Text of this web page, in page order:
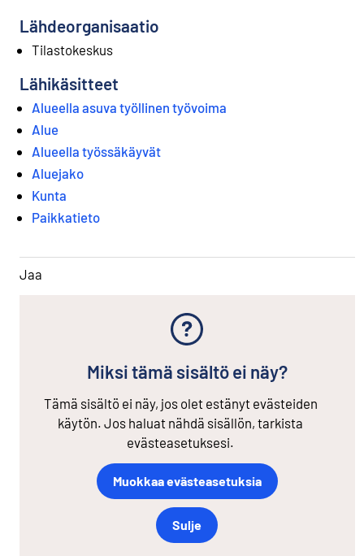
Lähdeorganisaatio
Tilastokeskus
Lähikäsitteet
Alueella asuva työllinen työvoima
Alue
Alueella työssäkäyvät
Aluejako
Kunta
Paikkatieto
Jaa
Miksi tämä sisältö ei näy?
Tämä sisältö ei näy, jos olet estänyt evästeiden
käytön. Jos haluat nähdä sisällön, tarkista
evästeasetuksesi.
Muokkaa evästeasetuksia
Sulje